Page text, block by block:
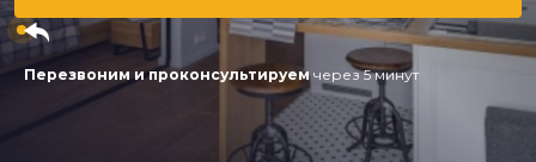
Перезвоним и проконсультируемчерез 5 минут